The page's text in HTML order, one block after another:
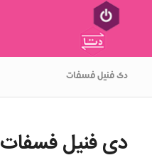
دی فنیل فسفات
دی فنیل فسفات